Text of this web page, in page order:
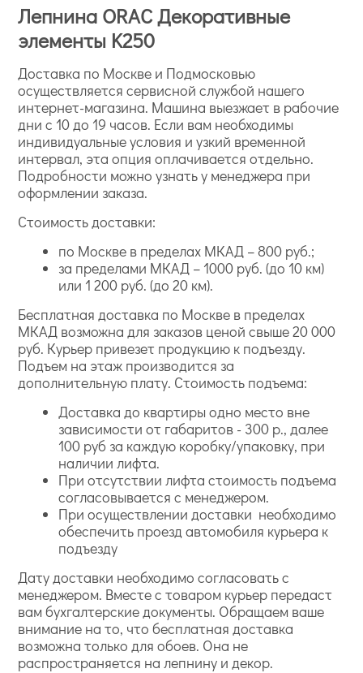
Лепнина ORAC Декоративные
элементы K250
Доставка по Москве и Подмосковью
осуществляется сервисной службой нашего
интернет-магазина. Машина выезжает в рабочие
дни с 10 до 19 часов. Если вам необходимы
индивидуальные условия и узкий временной
интервал, эта опция оплачивается отдельно.
Подробности можно узнать у менеджера при
оформлении заказа.
Стоимость доставки:
по Москве в пределах МКАД – 800 руб.;
за пределами МКАД – 1000 руб. (до 10 км)
или 1 200 руб. (до 20 км).
Бесплатная доставка по Москве в пределах
МКАД возможна для заказов ценой свыше 20 000
руб. Курьер привезет продукцию к подъезду.
Подъем на этаж производится за
дополнительную плату. Стоимость подъема:
Доставка до квартиры одно место вне
зависимости от габаритов - 300 р., далее
100 руб за каждую коробку/упаковку, при
наличии лифта.
При отсутствии лифта стоимость подъема
согласовывается с менеджером.
При осуществлении доставки необходимо
обеспечить проезд автомобиля курьера к
подъезду
Дату доставки необходимо согласовать с
менеджером. Вместе с товаром курьер передаст
вам бухгалтерские документы. Обращаем ваше
внимание на то, что бесплатная доставка
возможна только для обоев. Она не
распространяется на лепнину и декор.